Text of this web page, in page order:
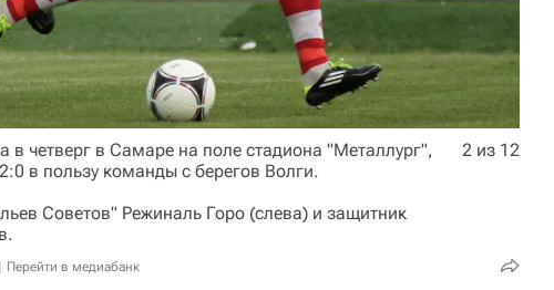
в четверг в Самаре на поле стадиона "Металлург",
в пользу команды с берегов Волги.
Советов" Режиналь Горо (слева) и защитник
Перейти в медиабанк
2 из 12